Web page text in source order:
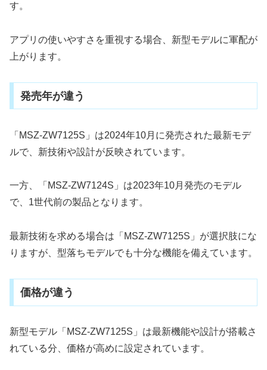
す。
アプリの使いやすさを重視する場合、新型モデルに軍配が
上がります。
発売年が違う
「MSZ-ZW7125S」は2024年10月に発売された最新モデ
ルで、新技術や設計が反映されています。
一方、「MSZ-ZW7124S」は2023年10月発売のモデル
で、1世代前の製品となります。
最新技術を求める場合は「MSZ-ZW7125S」が選択肢にな
りますが、型落ちモデルでも十分な機能を備えています。
価格が違う
新型モデル「MSZ-ZW7125S」は最新機能や設計が搭載さ
れている分、価格が高めに設定されています。